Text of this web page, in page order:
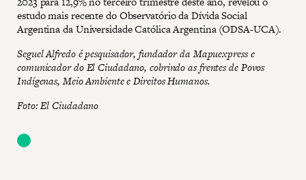
estudo mais recente do Observatório da Dívida Social
Argentina da Universidade Católica Argentina (ODSA-UCA).
Seguel Alfredo é pesquisador, fundador da Mapuexpress e
comunicador do El Ciudadano, cobrindo as frentes de Povos
Indígenas, Meio Ambiente e Direitos Humanos.
Foto: El Ciudadano